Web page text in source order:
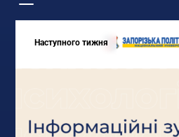
Наступного тижня